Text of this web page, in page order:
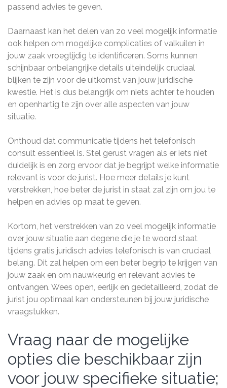
passend advies te geven.
Daarnaast kan het delen van zo veel mogelijk informatie
ook helpen om mogelijke complicaties of valkuilen in
jouw zaak vroegtijdig te identificeren. Soms kunnen
schijnbaar onbelangrijke details uiteindelijk cruciaal
blijken te zijn voor de uitkomst van jouw juridische
kwestie. Het is dus belangrijk om niets achter te houden
en openhartig te zijn over alle aspecten van jouw
situatie.
Onthoud dat communicatie tijdens het telefonisch
consult essentieel is. Stel gerust vragen als er iets niet
duidelijk is en zorg ervoor dat je begrijpt welke informatie
relevant is voor de jurist. Hoe meer details je kunt
verstrekken, hoe beter de jurist in staat zal zijn om jou te
helpen en advies op maat te geven.
Kortom, het verstrekken van zo veel mogelijk informatie
over jouw situatie aan degene die je te woord staat
tijdens gratis juridisch advies telefonisch is van cruciaal
belang. Dit zal helpen om een beter begrip te krijgen van
jouw zaak en om nauwkeurig en relevant advies te
ontvangen. Wees open, eerlijk en gedetailleerd, zodat de
jurist jou optimaal kan ondersteunen bij jouw juridische
vraagstukken.
Vraag naar de mogelijke
opties die beschikbaar zijn
voor jouw specifieke situatie;